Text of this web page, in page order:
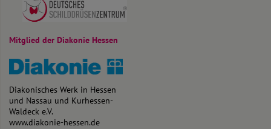
Mitglied der Diakonie Hessen
Diakonisches Werk in Hessen
und Nassau und Kurhessen-
Waldeck e.V.
www.diakonie-hessen.de